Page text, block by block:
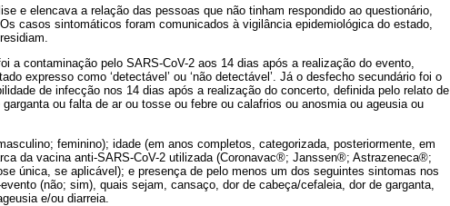
e elencava a relação das pessoas que não tinham respondido ao questionário,
casos sintomáticos foram comunicados à vigilância epidemiológica do estado,
a contaminação pelo SARS-CoV-2 aos 14 dias após a realização do evento,
expresso como ‘detectável’ ou ‘não detectável’. Já o desfecho secundário foi o
de infecção nos 14 dias após a realização do concerto, definida pelo relato de
ou falta de ar ou tosse ou febre ou calafrios ou anosmia ou ageusia ou
feminino); idade (em anos completos, categorizada, posteriormente, em
da vacina anti-SARS-CoV-2 utilizada (Coronavac®; Janssen®; Astrazeneca®;
única, se aplicável); e presença de pelo menos um dos seguintes sintomas nos
(não; sim), quais sejam, cansaço, dor de cabeça/cefaleia, dor de garganta,
e/ou diarreia.